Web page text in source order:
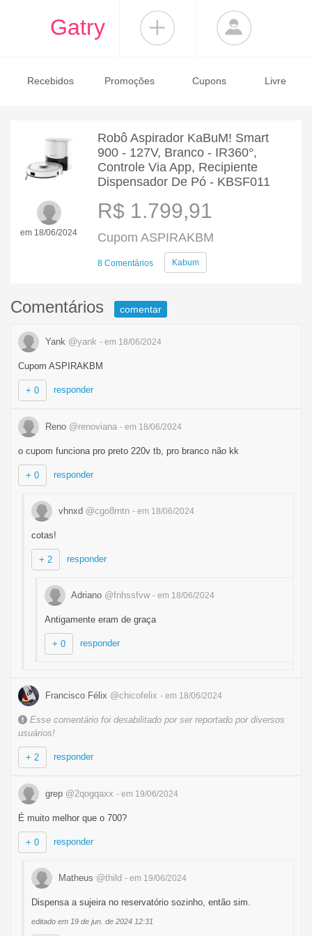
Gatry
Recebidos Promoções Cupons Livre
em 18/06/2024
Robô Aspirador KaBuM! Smart
900 - 127V, Branco - IR360°,
Controle Via App, Recipiente
Dispensador De Pó - KBSF011
R$ 1.799,91
Cupom ASPIRAKBM
8 Comentários Kabum
Comentários comentar
Yank @yank - em 18/06/2024
Cupom ASPIRAKBM
+ 0 responder
Reno @renoviana - em 18/06/2024
o cupom funciona pro preto 220v tb, pro branco não kk
+ 0 responder
vhnxd @cgo8rntn - em 18/06/2024
cotas!
+ 2 responder
Adriano @fnhssfvw - em 18/06/2024
Antigamente eram de graça
+ 0 responder
Francisco Félix @chicofelix - em 18/06/2024
Esse comentário foi desabilitado por ser reportado por diversos
usuários!
+ 2 responder
grep @2qogqaxx - em 19/06/2024
É muito melhor que o 700?
+ 0 responder
Matheus @thild - em 19/06/2024
Dispensa a sujeira no reservatório sozinho, então sim.
editado em 19 de jun. de 2024 12:31